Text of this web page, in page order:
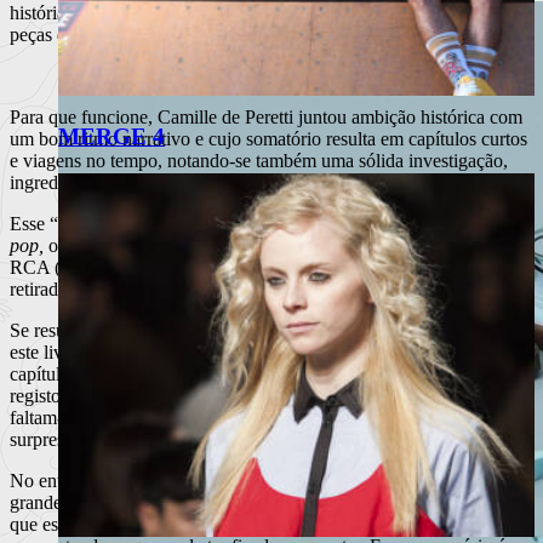
MERGE 4
história que o leitor terá de acompanhar, entender e juntar as (muitas)
peças que fazem parte de um todo que exige muita atenção.
Para que funcione, Camille de Peretti juntou ambição histórica com
um bom ritmo narrativo e cujo somatório resulta em capítulos curtos
e viagens no tempo, notando-se também uma sólida investigação,
ingredientes que constroem um livro que apetece ler.
Esse “açúcar” é também sublinhado com traços descaradamente
pop, onde não faltam referências a Jurassic Park, à Coca-Cola ou à
RCA (Radio Corporation of America), e passagens que parecem
retiradas de séries campeãs de audiência nos gigantes destreaming
Se resulta sempre? Na maioria das vezes sim; noutras faz com que
este livro soe um pouco
pastiche,sobretudo porque, em alguns
capítulos, os diálogos perdem intensidade emocional, entrando em
registo melodrama. E ainda que se conserve a coesão da história,
faltam-lhe alguns truques na manga, principalmente o elemento
surpresa e um maior risco, evitando cair no mais previsível.
No entanto, entre arte, recordações, silêncio e enigmas familiares, o
grande trunfo deAdesconhecida doretratoé a humanidade com
que está escrito, onde mais do que respostas se oferece um convite